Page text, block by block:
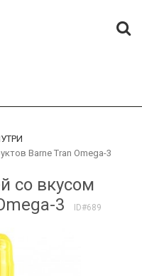
Barne Tran Omega-3
со вкусом
3
ID#689